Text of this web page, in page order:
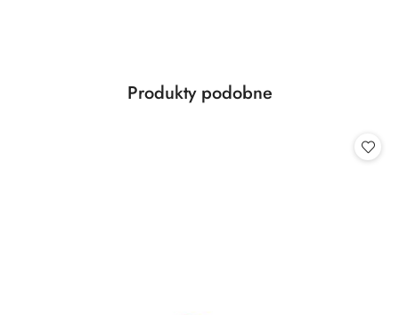
Pomiń karuzelę produktów
Produkty
Produkty podobne